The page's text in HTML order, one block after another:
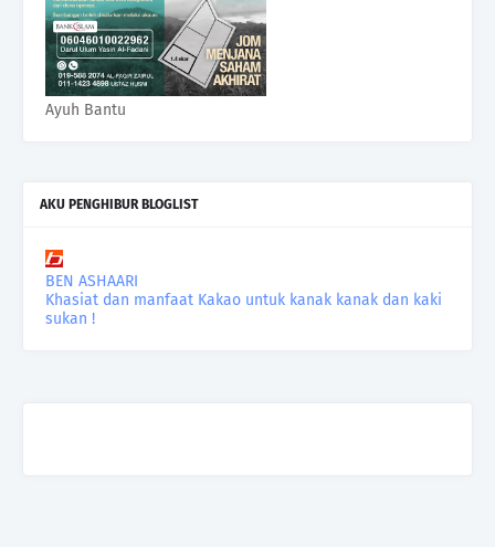
Ayuh Bantu
AKU PENGHIBUR BLOGLIST
BEN ASHAARI
Khasiat dan manfaat Kakao untuk kanak kanak dan kaki
sukan !